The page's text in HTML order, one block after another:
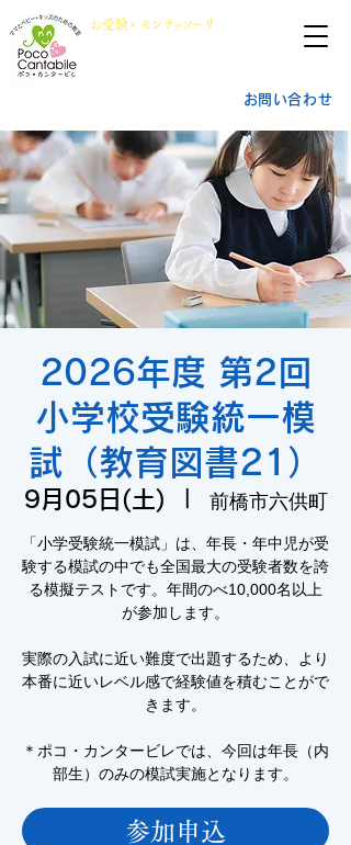
​お受験× モンテッソーリ
お問い合わせ
2026年度 第2回
小学校受験統一模
試（教育図書21）
9月05日(土) 前橋市六供町
「小学受験統一模試」は、年長・年中児が受
験する模試の中でも全国最大の受験者数を誇
る模擬テストです。年間のべ10,000名以上
が参加します。
実際の入試に近い難度で出題するため、より
本番に近いレベル感で経験値を積むことがで
きます。
＊ポコ・カンタービレでは、今回は年長（内
部生）のみの模試実施となります。
参加申込